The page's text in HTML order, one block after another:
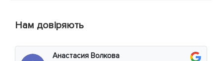
Нам довіряють
Анастасия Волкова